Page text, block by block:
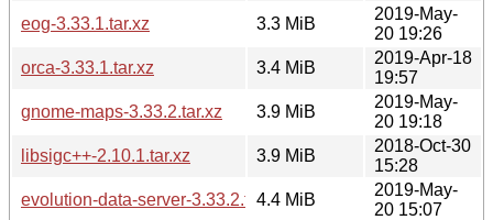
eog-3.33.1.tar.xz
3.3 MiB
2019-May-
20 19:26
orca-3.33.1.tar.xz
3.4 MiB
2019-Apr-18
19:57
gnome-maps-3.33.2.tar.xz
3.9 MiB
2019-May-
20 19:18
libsigc++-2.10.1.tar.xz
3.9 MiB
2018-Oct-30
15:28
evolution-data-server-3.33.2.tar.xz4.4 MiB
2019-May-
20 15:07